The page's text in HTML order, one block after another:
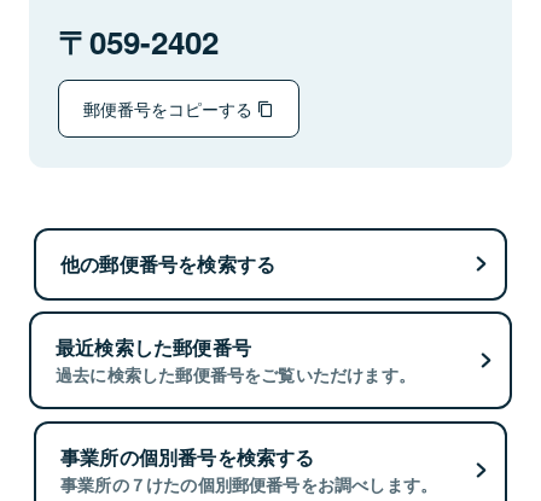
059-2402
郵便番号をコピーする
他の郵便番号を検索する
最近検索した郵便番号
過去に検索した郵便番号をご覧いただけます。
事業所の個別番号を検索する
事業所の７けたの個別郵便番号をお調べします。